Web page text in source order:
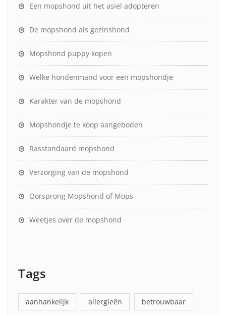
Een mopshond uit het asiel adopteren
De mopshond als gezinshond
Mopshond puppy kopen
Welke hondenmand voor een mopshondje
Karakter van de mopshond
Mopshondje te koop aangeboden
Rasstandaard mopshond
Verzorging van de mopshond
Oorsprong Mopshond of Mops
Weetjes over de mopshond
Tags
aanhankelijk allergieën betrouwbaar